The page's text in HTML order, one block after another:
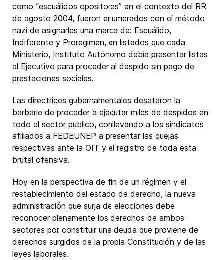
como “escuálidos opositores” en el contexto del RR
de agosto 2004, fueron enumerados con el método
nazi de asignarles una marca de: Escuálido,
Indiferente y Proregimen, en listados que cada
Ministerio, Instituto Autónomo debía presentar listas
al Ejecutivo para proceder al despido sin pago de
prestaciones sociales.
Las directrices gubernamentales desataron la
barbarie de proceder a ejecutar miles de despidos en
todo el sector público, conllevando a los sindicatos
afiliados a FEDEUNEP a presentar las quejas
respectivas ante la OIT y el registro de toda esta
brutal ofensiva.
Hoy en la perspectiva de fin de un régimen y el
restablecimiento del estado de derecho, la nueva
administración que surja de elecciones debe
reconocer plenamente los derechos de ambos
sectores por constituir una deuda que proviene de
derechos surgidos de la propia Constitución y de las
leyes laborales.